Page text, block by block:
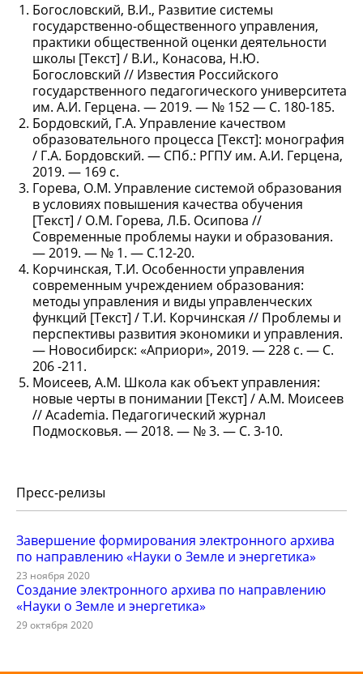
Богословский, В.И., Развитие системы
государственно-общественного управления,
практики общественной оценки деятельности
школы [Текст] / В.И., Конасова, Н.Ю.
Богословский // Известия Российского
государственного педагогического университета
им. А.И. Герцена. — 2019. — № 152 — С. 180-185.
Бордовский, Г.А. Управление качеством
образовательного процесса [Текст]: монография
/ Г.А. Бордовский. — СПб.: РГПУ им. А.И. Герцена,
2019. — 169 с.
Горева, О.М. Управление системой образования
в условиях повышения качества обучения
[Текст] / О.М. Горева, Л.Б. Осипова //
Современные проблемы науки и образования.
— 2019. — № 1. — С.12-20.
Корчинская, Т.И. Особенности управления
современным учреждением образования:
методы управления и виды управленческих
функций [Текст] / Т.И. Корчинская // Проблемы и
перспективы развития экономики и управления.
— Новосибирск: «Априори», 2019. — 228 с. — С.
206 -211.
Моисеев, А.М. Школа как объект управления:
новые черты в понимании [Текст] / А.М. Моисеев
// Academia. Педагогический журнал
Подмосковья. — 2018. — № 3. — С. 3-10.
Пресс-релизы
Завершение формирования электронного архива
по направлению «Науки о Земле и энергетика»
23 ноября 2020
Создание электронного архива по направлению
«Науки о Земле и энергетика»
29 октября 2020